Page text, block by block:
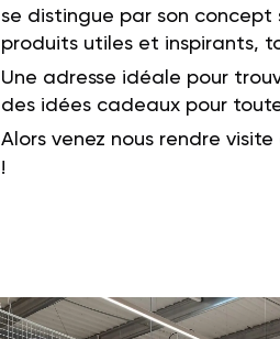
se distingue par son concept
produits utiles et inspirants,
Une adresse idéale pour
des idées cadeaux pour
Alors venez nous rendre
!